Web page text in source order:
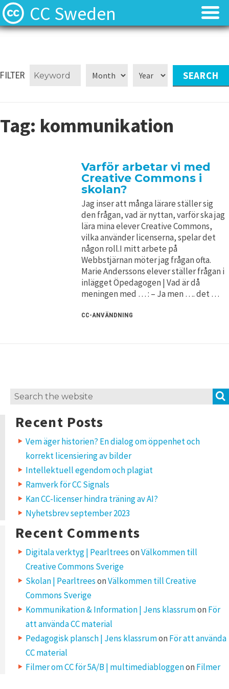
CC Sweden
Nyheter
Nyheter
FILTER
Tag: kommunikation
Varför arbetar vi med
Creative Commons i
skolan?
Jag inser att många lärare ställer sig
den frågan, vad är nyttan, varför ska jag
lära mina elever Creative Commons,
vilka använder licenserna, spelar det
någon roll.I mitt arbete på
Webbstjärnan möter jag frågan ofta.
Marie Anderssons elever ställer frågan i
inlägget Öpedagogen | Vad är då
meningen med … : – Ja men …. det …
CC-ANVÄNDNING
Search
Recent Posts
Vem äger historien? En dialog om öppenhet och
korrekt licensiering av bilder
Intellektuell egendom och plagiat
Ramverk för CC Signals
Kan CC-licenser hindra träning av AI?
Nyhetsbrev september 2023
Recent Comments
Digitala verktyg | PearltreesonVälkommen till
Creative Commons Sverige
Skolan | PearltreesonVälkommen till Creative
Commons Sverige
Kommunikation & Information | Jens klassrumon För
att använda CC material
Pedagogisk plansch | Jens klassrumon För att använda
CC material
Filmer om CC för 5A/B | multimediabloggenon Filmer